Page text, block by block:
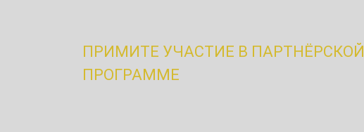
ПРИМИТЕ УЧАСТИЕ В ПАРТНЁРСКОЙ
ПРОГРАММЕ